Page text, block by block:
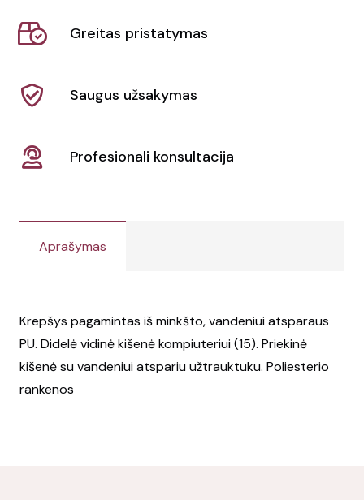
Milano
Greitas pristatymas
Saugus užsakymas
Profesionali konsultacija
Aprašymas
Krepšys pagamintas iš minkšto, vandeniui atsparaus
PU. Didelė vidinė kišenė kompiuteriui (15). Priekinė
kišenė su vandeniui atspariu užtrauktuku. Poliesterio
rankenos